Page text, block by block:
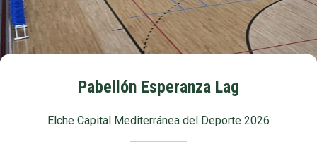
Pabellón Esperanza Lag
Elche Capital Mediterránea del Deporte 2026